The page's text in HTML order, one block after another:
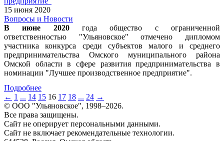
15 июня 2020
Вопросы и Новости
В июне 2020года общество с ограниченной
ответственностью "Ульяновское" отмечено дипломом
участника конкурса среди субъектов малого и среднего
предпринимательства Омского муниципального района
Омской области в сфере развития предпринимательства в
номинации "Лучшее производственное предприятие".
Подробнее
← 1 ... 14 15 16 17 18 ... 24 →
© ООО "Ульяновское", 1998–2026.
Все права защищены.
Сайт не оперирует персональными данными.
Сайт не включает рекомендательные технологии.